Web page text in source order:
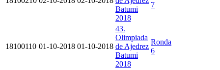
Batumi
2018
7
18100110 01-10-2018 01-10-2018
43.
Olimpiada
de Ajedrez
Batumi
2018
Ronda
6